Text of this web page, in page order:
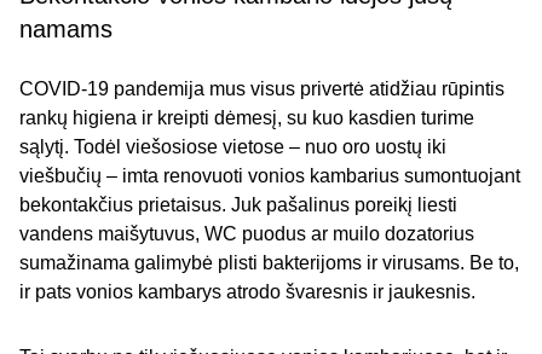
namams
COVID-19 pandemija mus visus privertė atidžiau rūpintis
rankų higiena ir kreipti dėmesį, su kuo kasdien turime
sąlytį. Todėl viešosiose vietose – nuo oro uostų iki
viešbučių – imta renovuoti vonios kambarius sumontuojant
bekontakčius prietaisus. Juk pašalinus poreikį liesti
vandens maišytuvus, WC puodus ar muilo dozatorius
sumažinama galimybė plisti bakterijoms ir virusams. Be to,
ir pats vonios kambarys atrodo švaresnis ir jaukesnis.